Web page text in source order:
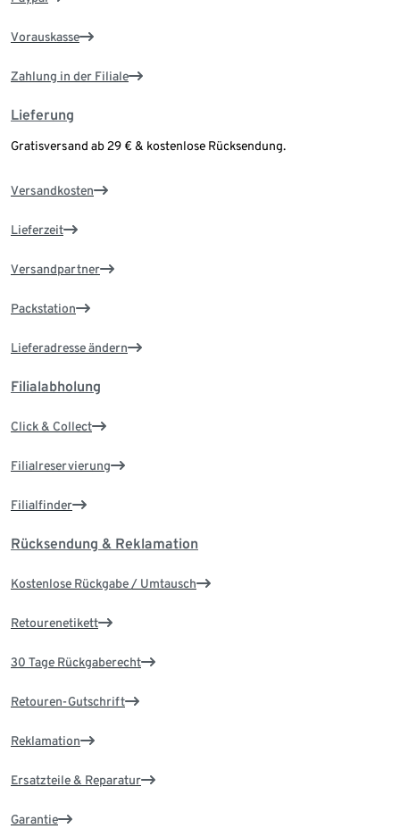
Vorauskasse
Zahlung in der Filiale
Lieferung
Gratisversand ab 29 € & kostenlose Rücksendung.
Versandkosten
Lieferzeit
Versandpartner
Packstation
Lieferadresse ändern
Filialabholung
Click & Collect
Filialreservierung
Filialfinder
Rücksendung & Reklamation
Kostenlose Rückgabe / Umtausch
Retourenetikett
30 Tage Rückgaberecht
Retouren-Gutschrift
Reklamation
Ersatzteile & Reparatur
Garantie